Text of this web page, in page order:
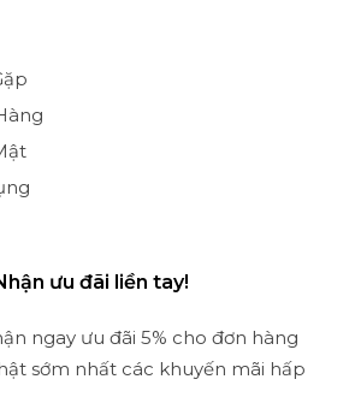
ưu đãi liền tay!
ngay ưu đãi 5% cho đơn hàng
sớm nhất các khuyến mãi hấp